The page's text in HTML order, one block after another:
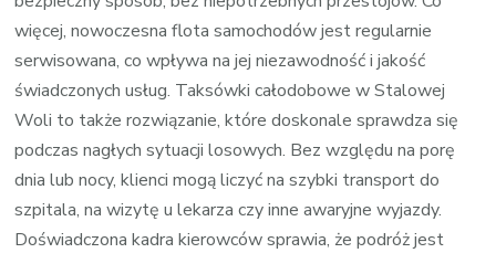
więcej, nowoczesna flota samochodów jest regularnie
serwisowana, co wpływa na jej niezawodność i jakość
świadczonych usług. Taksówki całodobowe w Stalowej
Woli to także rozwiązanie, które doskonale sprawdza się
podczas nagłych sytuacji losowych. Bez względu na porę
dnia lub nocy, klienci mogą liczyć na szybki transport do
szpitala, na wizytę u lekarza czy inne awaryjne wyjazdy.
Doświadczona kadra kierowców sprawia, że podróż jest